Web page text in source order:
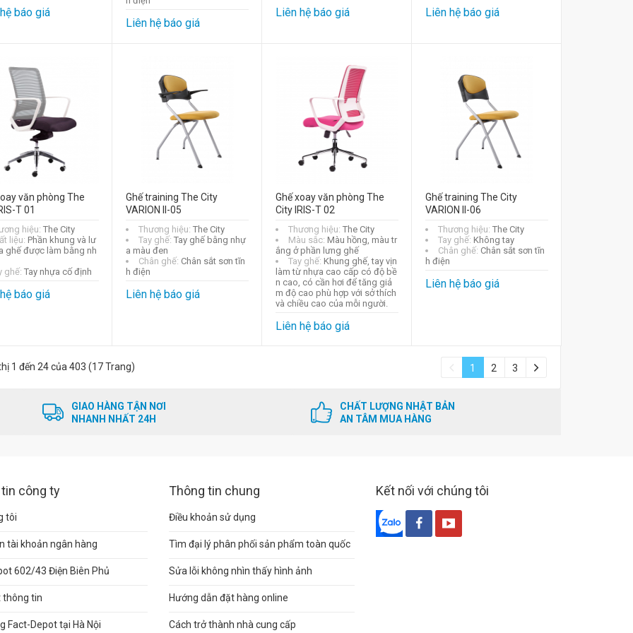
báo giá
Liên hệ báo giá
Liên hệ báo giá Liên hệ báo giá
văn phòng The
T 01
hiệu: The City
liệu: Phần khung và lư
ghế được làm bằng nh
ghế: Tay nhựa cố định
báo giá
Ghế training The City
VARION II-05
Thương hiệu: The City
Tay ghế: Tay ghế bằng nhự
a màu đen
Chân ghế: Chân sắt sơn tĩn
h điện
Liên hệ báo giá
Ghế xoay văn phòng The
City IRIS-T 02
Thương hiệu: The City
Màu sắc: Màu hồng, màu tr
ắng ở phần lưng ghế
Tay ghế: Khung ghế, tay vịn
làm từ nhựa cao cấp có độ bề
n cao, có cần hơi để tăng giả
m độ cao phù hợp với sở thích
và chiều cao của mỗi người.
Liên hệ báo giá
Ghế training The City
VARION II-06
Thương hiệu: The City
Tay ghế: Không tay
Chân ghế: Chân sắt sơn tĩn
h điện
Liên hệ báo giá
1 đến 24 của 403 (17 Trang) 1 2 3
GIAO HÀNG TẬN NƠI
NHANH NHẤT 24H
CHẤT LƯỢNG NHẬT BẢN
AN TÂM MUA HÀNG
công ty
tôi
tài khoản ngân hàng
602/43 Điện Biên Phủ
thông tin
Fact-Depot tại Hà Nội
Thông tin chung
Điều khoản sử dụng
Tìm đại lý phân phối sản phẩm toàn quốc
Sửa lỗi không nhìn thấy hình ảnh
Hướng dẫn đặt hàng online
Cách trở thành nhà cung cấp
Kết nối với chúng tôi